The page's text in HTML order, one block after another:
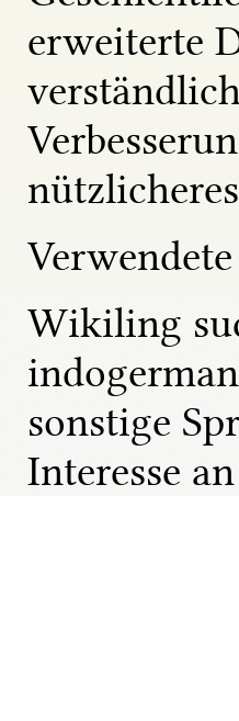
erweiterte
nützlicheres
Wikiling
sonstige
Interesse